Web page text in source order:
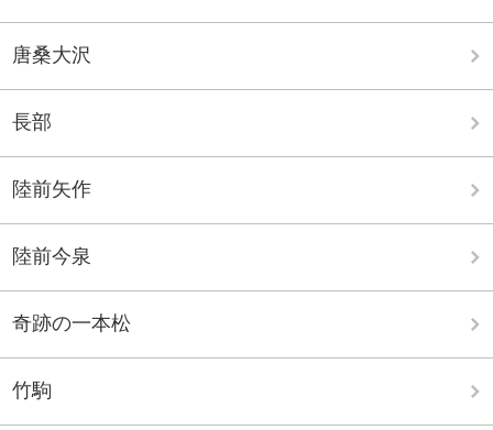
唐桑大沢
長部
陸前矢作
陸前今泉
奇跡の一本松
竹駒